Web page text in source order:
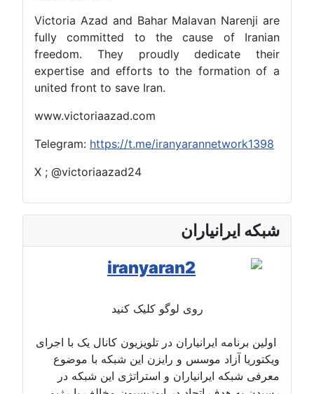
Victoria Azad and Bahar Malavan Narenji are
fully committed to the cause of Iranian
freedom. They proudly dedicate their
expertise and efforts to the formation of a
united front to save Iran.
www.victoriaazad.com
Telegram: https://t.me/iranyarannetwork1398
X ; @victoriaazad24
شبکه ایرانیاران
روی لوگو کلیک کنید
اولین برنامه ایرانیاران در تلویزیون کانال یک با اجرای
ویکتوریا آزاد موسس و رایزن این شبکه با موضوع
معرفی شبکه ایرانیاران و استراتژی این شبکه در